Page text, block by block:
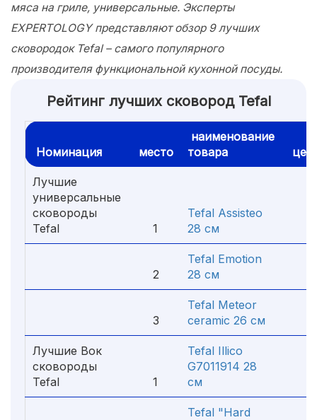
мяса на гриле, универсальные. Эксперты
EXPERTOLOGY представляют обзор 9 лучших
сковородок Tefal – самого популярного
производителя функциональной кухонной посуды.
Рейтинг лучших сковород Tefal
Номинация место
наименование
товара
Лучшие
универсальные
сковороды
Tefal
1
Tefal Assisteo
28 см
2
Tefal Emotion
28 см
3
Tefal Meteor
ceramic 26 см
Лучшие Вок
сковороды
Tefal
1
Tefal Illico
G7011914 28
см
Tefal "Hard